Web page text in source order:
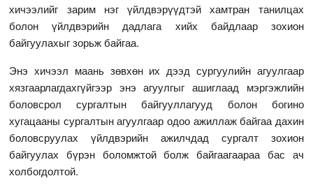
хичээлийг зарим нэг үйлдвэрүүдтэй хамтран танилцах
болон үйлдвэрийн дадлага хийх байдлаар зохион
байгуулахыг зорьж байгаа.
Энэ хичээл маань зөвхөн их дээд сургуулийн агуулгаар
хязгаарлагдахгүйгээр энэ агуулгыг ашиглаад мэргэжлийн
боловсрол сургалтын байгууллагууд болон богино
хугацааны сургалтын агуулгаар одоо ажиллаж байгаа дахин
боловсруулах үйлдвэрийн ажилчдад сургалт зохион
байгуулах бүрэн боломжтой болж байгаагаараа бас ач
холбогдолтой.